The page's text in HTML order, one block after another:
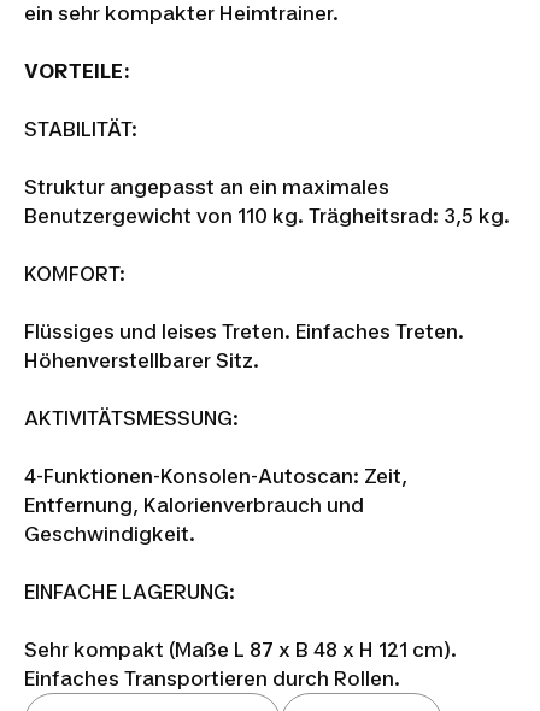
ein sehr kompakter Heimtrainer.
VORTEILE:
STABILITÄT:
Struktur angepasst an ein maximales
Benutzergewicht von 110 kg. Trägheitsrad: 3,5 kg.
KOMFORT:
Flüssiges und leises Treten. Einfaches Treten.
Höhenverstellbarer Sitz.
AKTIVITÄTSMESSUNG:
4-Funktionen-Konsolen-Autoscan: Zeit,
Entfernung, Kalorienverbrauch und
Geschwindigkeit.
EINFACHE LAGERUNG:
Sehr kompakt (Maße L 87 x B 48 x H 121 cm).
Einfaches Transportieren durch Rollen.